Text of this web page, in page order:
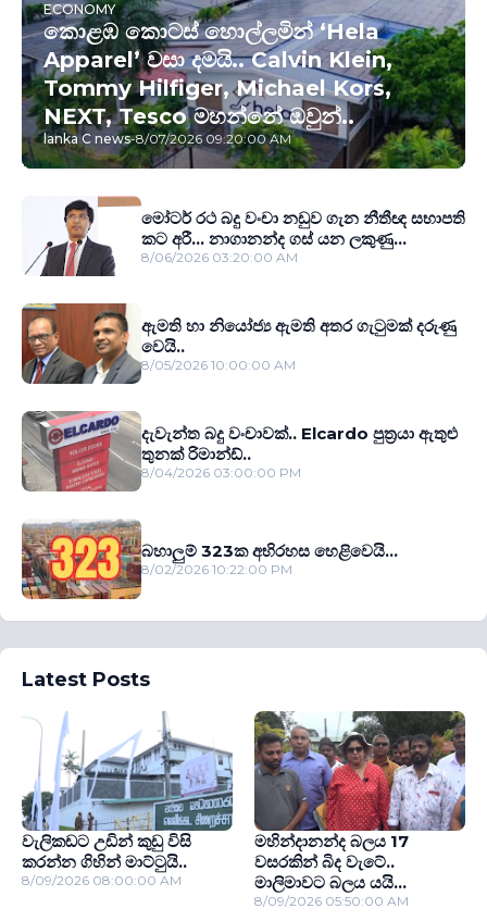
ECONOMY
කොළඹ කොටස් හොල්ලමින් ‘Hela
Apparel’ වසා දමයි.. Calvin Klein,
Tommy Hilfiger, Michael Kors,
NEXT, Tesco මහන්නේ ඔවුන්..
lanka C news-8/07/2026 09:20:00 AM
මෝටර් රථ බදු වංචා නඩුව ගැන නීතීඥ සභාපති
කට අරී... නාගානන්ද ගස් යන ලකුණු...
8/06/2026 03:20:00 AM
ඇමති හා නියෝජ්‍ය ඇමති අතර ගැටුමක් දරුණු
වෙයි..
8/05/2026 10:00:00 AM
දැවැන්ත බදු වංචාවක්.. Elcardo පුත‍්‍රයා ඇතුළු
තුනක් රිමාන්ඩ්..
8/04/2026 03:00:00 PM
බහාලුම් 323ක අභිරහස හෙළිවෙයි...
8/02/2026 10:22:00 PM
Latest Posts
වැලිකඩට උඩින් කුඩු විසි
කරන්න ගිහින් මාට්ටුයි..
8/09/2026 08:00:00 AM
මහින්දානන්ද බලය 17
වසරකින් බිද වැටේ..
මාලිමාවට බලය යයි...
8/09/2026 05:50:00 AM